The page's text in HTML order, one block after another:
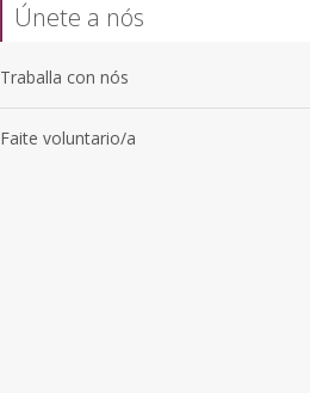
Únete a nós
Traballa con nós
Faite voluntario/a